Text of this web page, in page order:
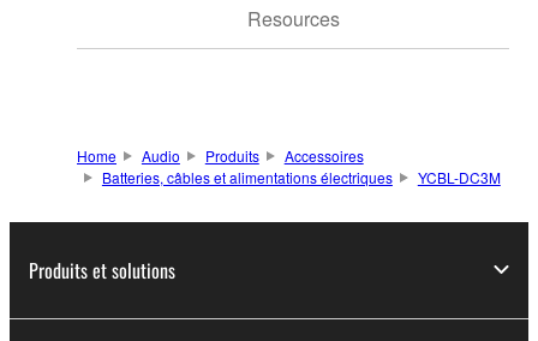
Resources
Home Audio Produits
Accessoires
Batteries, câbles et alimentations électriques
YCBL-DC3M
Produits et solutions